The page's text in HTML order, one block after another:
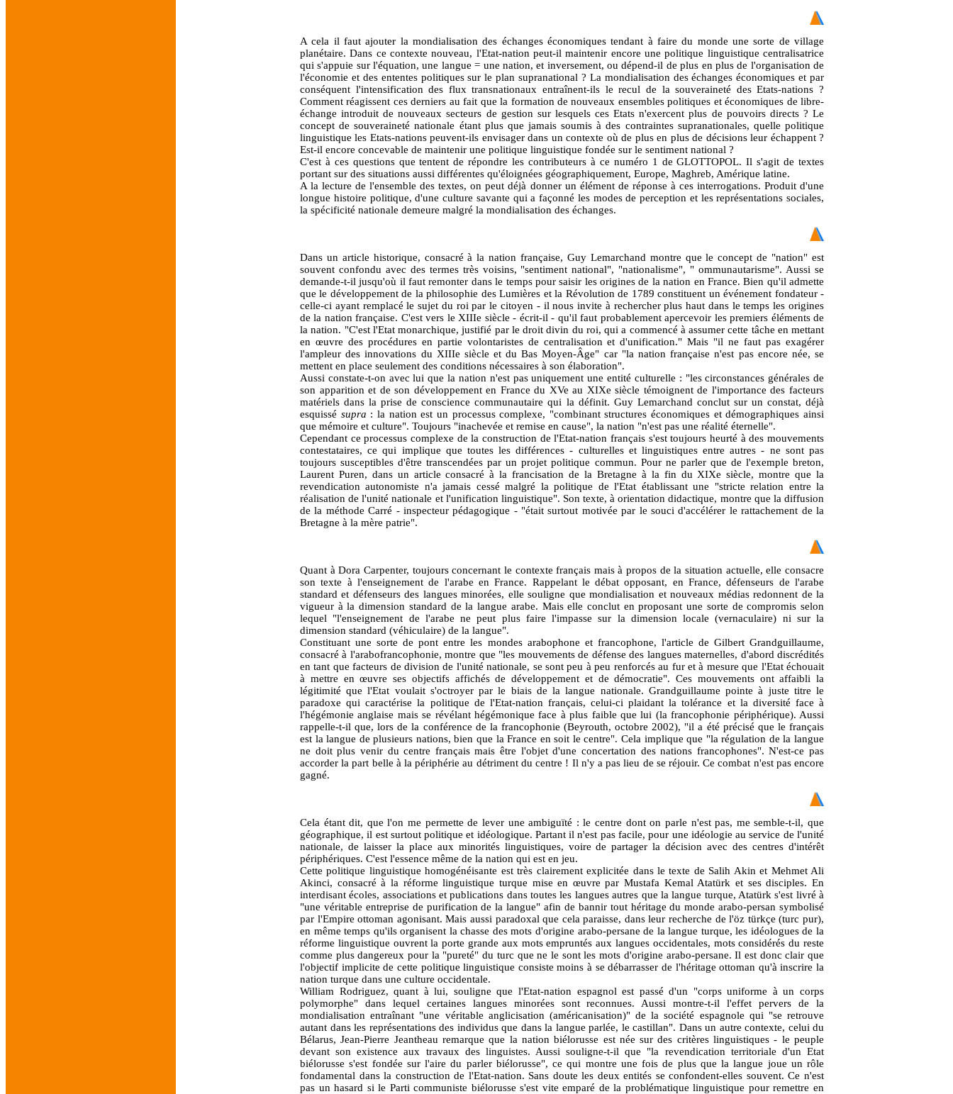
A cela il faut ajouter la mondialisation des échanges économiques tendant à faire du monde une sorte de village
planétaire. Dans ce contexte nouveau, l'Etat-nation peut-il maintenir encore une politique linguistique centralisatrice
qui s'appuie sur l'équation, une langue = une nation, et inversement, ou dépend-il de plus en plus de l'organisation de
l'économie et des ententes politiques sur le plan supranational ? La mondialisation des échanges économiques et par
conséquent l'intensification des flux transnationaux entraînent-ils le recul de la souveraineté des Etats-nations ?
Comment réagissent ces derniers au fait que la formation de nouveaux ensembles politiques et économiques de libre-
échange introduit de nouveaux secteurs de gestion sur lesquels ces Etats n'exercent plus de pouvoirs directs ? Le
concept de souveraineté nationale étant plus que jamais soumis à des contraintes supranationales, quelle politique
linguistique les Etats-nations peuvent-ils envisager dans un contexte où de plus en plus de décisions leur échappent ?
Est-il encore concevable de maintenir une politique linguistique fondée sur le sentiment national ?
C'est à ces questions que tentent de répondre les contributeurs à ce numéro 1 de GLOTTOPOL. Il s'agit de textes
portant sur des situations aussi différentes qu'éloignées géographiquement, Europe, Maghreb, Amérique latine.
A la lecture de l'ensemble des textes, on peut déjà donner un élément de réponse à ces interrogations. Produit d'une
longue histoire politique, d'une culture savante qui a façonné les modes de perception et les représentations sociales,
la spécificité nationale demeure malgré la mondialisation des échanges.
Dans un article historique, consacré à la nation française, Guy Lemarchand montre que le concept de "nation" est
souvent confondu avec des termes très voisins, "sentiment national", "nationalisme", " ommunautarisme". Aussi se
demande-t-il jusqu'où il faut remonter dans le temps pour saisir les origines de la nation en France. Bien qu'il admette
que le développement de la philosophie des Lumières et la Révolution de 1789 constituent un événement fondateur -
celle-ci ayant remplacé le sujet du roi par le citoyen - il nous invite à rechercher plus haut dans le temps les origines
de la nation française. C'est vers le XIIIe siècle - écrit-il - qu'il faut probablement apercevoir les premiers éléments de
la nation. "C'est l'Etat monarchique, justifié par le droit divin du roi, qui a commencé à assumer cette tâche en mettant
en œuvre des procédures en partie volontaristes de centralisation et d'unification." Mais "il ne faut pas exagérer
l'ampleur des innovations du XIIIe siècle et du Bas Moyen-Âge" car "la nation française n'est pas encore née, se
mettent en place seulement des conditions nécessaires à son élaboration".
Aussi constate-t-on avec lui que la nation n'est pas uniquement une entité culturelle : "les circonstances générales de
son apparition et de son développement en France du XVe au XIXe siècle témoignent de l'importance des facteurs
matériels dans la prise de conscience communautaire qui la définit. Guy Lemarchand conclut sur un constat, déjà
esquissé supra : la nation est un processus complexe, "combinant structures économiques et démographiques ainsi
que mémoire et culture". Toujours "inachevée et remise en cause", la nation "n'est pas une réalité éternelle".
Cependant ce processus complexe de la construction de l'Etat-nation français s'est toujours heurté à des mouvements
contestataires, ce qui implique que toutes les différences - culturelles et linguistiques entre autres - ne sont pas
toujours susceptibles d'être transcendées par un projet politique commun. Pour ne parler que de l'exemple breton,
Laurent Puren, dans un article consacré à la francisation de la Bretagne à la fin du XIXe siècle, montre que la
revendication autonomiste n'a jamais cessé malgré la politique de l'Etat établissant une "stricte relation entre la
réalisation de l'unité nationale et l'unification linguistique". Son texte, à orientation didactique, montre que la diffusion
de la méthode Carré - inspecteur pédagogique - "était surtout motivée par le souci d'accélérer le rattachement de la
Bretagne à la mère patrie".
Quant à Dora Carpenter, toujours concernant le contexte français mais à propos de la situation actuelle, elle consacre
son texte à l'enseignement de l'arabe en France. Rappelant le débat opposant, en France, défenseurs de l'arabe
standard et défenseurs des langues minorées, elle souligne que mondialisation et nouveaux médias redonnent de la
vigueur à la dimension standard de la langue arabe. Mais elle conclut en proposant une sorte de compromis selon
lequel "l'enseignement de l'arabe ne peut plus faire l'impasse sur la dimension locale (vernaculaire) ni sur la
dimension standard (véhiculaire) de la langue".
Constituant une sorte de pont entre les mondes arabophone et francophone, l'article de Gilbert Grandguillaume,
consacré à l'arabofrancophonie, montre que "les mouvements de défense des langues maternelles, d'abord discrédités
en tant que facteurs de division de l'unité nationale, se sont peu à peu renforcés au fur et à mesure que l'Etat échouait
à mettre en œuvre ses objectifs affichés de développement et de démocratie". Ces mouvements ont affaibli la
légitimité que l'Etat voulait s'octroyer par le biais de la langue nationale. Grandguillaume pointe à juste titre le
paradoxe qui caractérise la politique de l'Etat-nation français, celui-ci plaidant la tolérance et la diversité face à
l'hégémonie anglaise mais se révélant hégémonique face à plus faible que lui (la francophonie périphérique). Aussi
rappelle-t-il que, lors de la conférence de la francophonie (Beyrouth, octobre 2002), "il a été précisé que le français
est la langue de plusieurs nations, bien que la France en soit le centre". Cela implique que "la régulation de la langue
ne doit plus venir du centre français mais être l'objet d'une concertation des nations francophones". N'est-ce pas
accorder la part belle à la périphérie au détriment du centre ! Il n'y a pas lieu de se réjouir. Ce combat n'est pas encore
gagné.
Cela étant dit, que l'on me permette de lever une ambiguïté : le centre dont on parle n'est pas, me semble-t-il, que
géographique, il est surtout politique et idéologique. Partant il n'est pas facile, pour une idéologie au service de l'unité
nationale, de laisser la place aux minorités linguistiques, voire de partager la décision avec des centres d'intérêt
périphériques. C'est l'essence même de la nation qui est en jeu.
Cette politique linguistique homogénéisante est très clairement explicitée dans le texte de Salih Akin et Mehmet Ali
Akinci, consacré à la réforme linguistique turque mise en œuvre par Mustafa Kemal Atatürk et ses disciples. En
interdisant écoles, associations et publications dans toutes les langues autres que la langue turque, Atatürk s'est livré à
"une véritable entreprise de purification de la langue" afin de bannir tout héritage du monde arabo-persan symbolisé
par l'Empire ottoman agonisant. Mais aussi paradoxal que cela paraisse, dans leur recherche de l'öz türkçe (turc pur),
en même temps qu'ils organisent la chasse des mots d'origine arabo-persane de la langue turque, les idéologues de la
réforme linguistique ouvrent la porte grande aux mots empruntés aux langues occidentales, mots considérés du reste
comme plus dangereux pour la "pureté" du turc que ne le sont les mots d'origine arabo-persane. Il est donc clair que
l'objectif implicite de cette politique linguistique consiste moins à se débarrasser de l'héritage ottoman qu'à inscrire la
nation turque dans une culture occidentale.
William Rodriguez, quant à lui, souligne que l'Etat-nation espagnol est passé d'un "corps uniforme à un corps
polymorphe" dans lequel certaines langues minorées sont reconnues. Aussi montre-t-il l'effet pervers de la
mondialisation entraînant "une véritable anglicisation (américanisation)" de la société espagnole qui "se retrouve
autant dans les représentations des individus que dans la langue parlée, le castillan". Dans un autre contexte, celui du
Bélarus, Jean-Pierre Jeantheau remarque que la nation biélorusse est née sur des critères linguistiques - le peuple
devant son existence aux travaux des linguistes. Aussi souligne-t-il que "la revendication territoriale d'un Etat
biélorusse s'est fondée sur l'aire du parler biélorusse", ce qui montre une fois de plus que la langue joue un rôle
fondamental dans la construction de l'Etat-nation. Sans doute les deux entités se confondent-elles souvent. Ce n'est
pas un hasard si le Parti communiste biélorusse s'est vite emparé de la problématique linguistique pour remettre en